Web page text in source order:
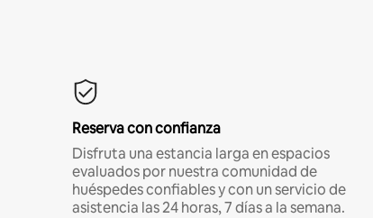
Reserva con confianza
Disfruta una estancia larga en espacios
evaluados por nuestra comunidad de
huéspedes confiables y con un servicio de
asistencia las 24 horas, 7 días a la semana.